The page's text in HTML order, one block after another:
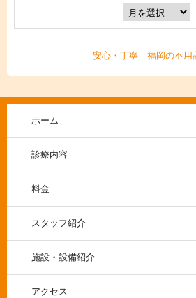
安心・丁寧 福岡の不用
ホーム
診療内容
料金
スタッフ紹介
施設・設備紹介
アクセス